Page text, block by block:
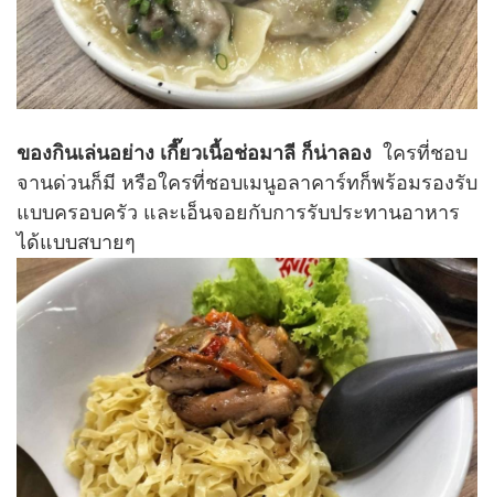
ของกินเล่นอย่าง เกี๊ยวเนื้อช่อมาลี ก็น่าลอง ใครที่ชอบ
จานด่วนก็มี หรือใครที่ชอบเมนูอลาคาร์ทก็พร้อมรองรับ
แบบครอบครัว และเอ็นจอยกับการรับประทานอาหาร
ได้แบบสบายๆ